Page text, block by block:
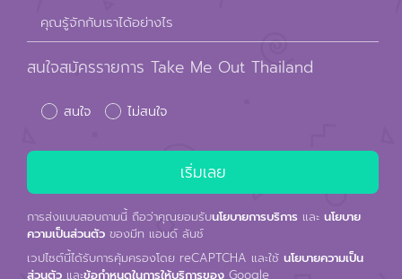
คุณรู้จักกับเราได้อย่างไร
สนใจสมัครรายการ Take Me Out Thailand
สนใจ ไม่สนใจ
การส่งแบบสอบถามนี้ ถือว่าคุณยอมรับนโยบายการบริการ และ นโยบาย
ความเป็นส่วนตัว ของมีท แอนด์ ลันช์
เวปไซต์นี้ได้รับการคุ้มครองโดย reCAPTCHA และใช้ นโยบายความเป็น
ส่วนตัว และข้อกำหนดในการให้บริการของ Google